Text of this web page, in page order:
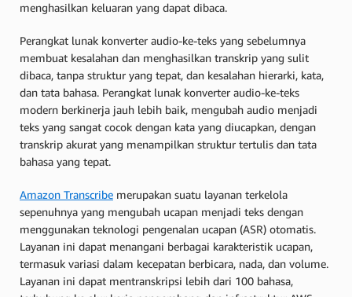
menghasilkan keluaran yang dapat dibaca.
Perangkat lunak konverter audio-ke-teks yang sebelumnya
membuat kesalahan dan menghasilkan transkrip yang sulit
dibaca, tanpa struktur yang tepat, dan kesalahan hierarki, kata,
dan tata bahasa. Perangkat lunak konverter audio-ke-teks
modern berkinerja jauh lebih baik, mengubah audio menjadi
teks yang sangat cocok dengan kata yang diucapkan, dengan
transkrip akurat yang menampilkan struktur tertulis dan tata
bahasa yang tepat.
Amazon Transcribe merupakan suatu layanan terkelola
sepenuhnya yang mengubah ucapan menjadi teks dengan
menggunakan teknologi pengenalan ucapan (ASR) otomatis.
Layanan ini dapat menangani berbagai karakteristik ucapan,
termasuk variasi dalam kecepatan berbicara, nada, dan volume.
Layanan ini dapat mentranskripsi lebih dari 100 bahasa,